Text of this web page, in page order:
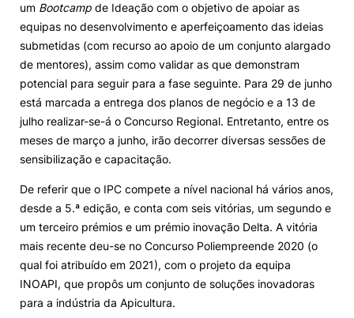
um Bootcamp de Ideação com o objetivo de apoiar as
equipas no desenvolvimento e aperfeiçoamento das ideias
submetidas (com recurso ao apoio de um conjunto alargado
de mentores), assim como validar as que demonstram
potencial para seguir para a fase seguinte. Para 29 de junho
está marcada a entrega dos planos de negócio e a 13 de
julho realizar-se-á o Concurso Regional. Entretanto, entre os
meses de março a junho, irão decorrer diversas sessões de
sensibilização e capacitação.
De referir que o IPC compete a nível nacional há vários anos,
desde a 5.ª edição, e conta com seis vitórias, um segundo e
um terceiro prémios e um prémio inovação Delta. A vitória
mais recente deu-se no Concurso Poliempreende 2020 (o
qual foi atribuído em 2021), com o projeto da equipa
INOAPI, que propôs um conjunto de soluções inovadoras
para a indústria da Apicultura.